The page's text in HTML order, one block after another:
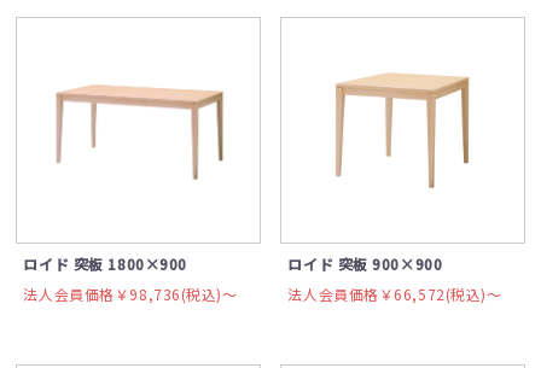
ロイド 突板 1800×900
法人会員価格￥98,736(税込)〜
ロイド 突板 900×900
法人会員価格￥66,572(税込)〜